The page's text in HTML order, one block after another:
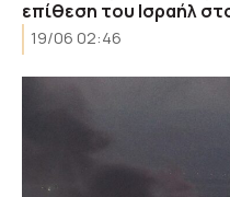
επίθεση του Ισραήλ
19/06 02:46